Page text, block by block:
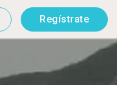
Regístrate